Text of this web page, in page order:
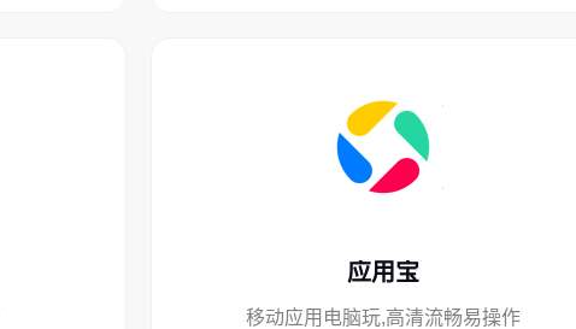
应用宝
移动应用电脑玩,高清流畅易操作